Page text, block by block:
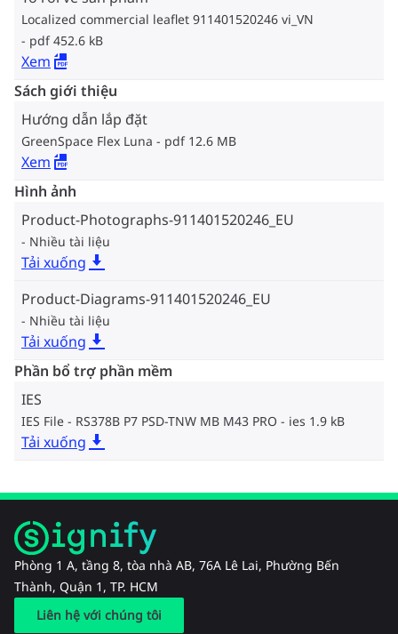
Localized commercial leaflet 911401520246 vi_VN
pdf 452.6 kB
Xem
Sách giới thiệu
Hướng dẫn lắp đặt
GreenSpace Flex Luna pdf 12.6 MB
Xem
Hình ảnh
Product-Photographs-911401520246_EU
Nhiều tài liệu
Tải xuống
Product-Diagrams-911401520246_EU
Nhiều tài liệu
Tải xuống
Phần bổ trợ phần mềm
IES
IES File - RS378B P7 PSD-TNW MB M43 PRO ies 1.9 kB
Tải xuống
Phòng 1 A, tầng 8, tòa nhà AB, 76A Lê Lai, Phường Bến
Thành, Quận 1, TP. HCM
Liên hệ với chúng tôi